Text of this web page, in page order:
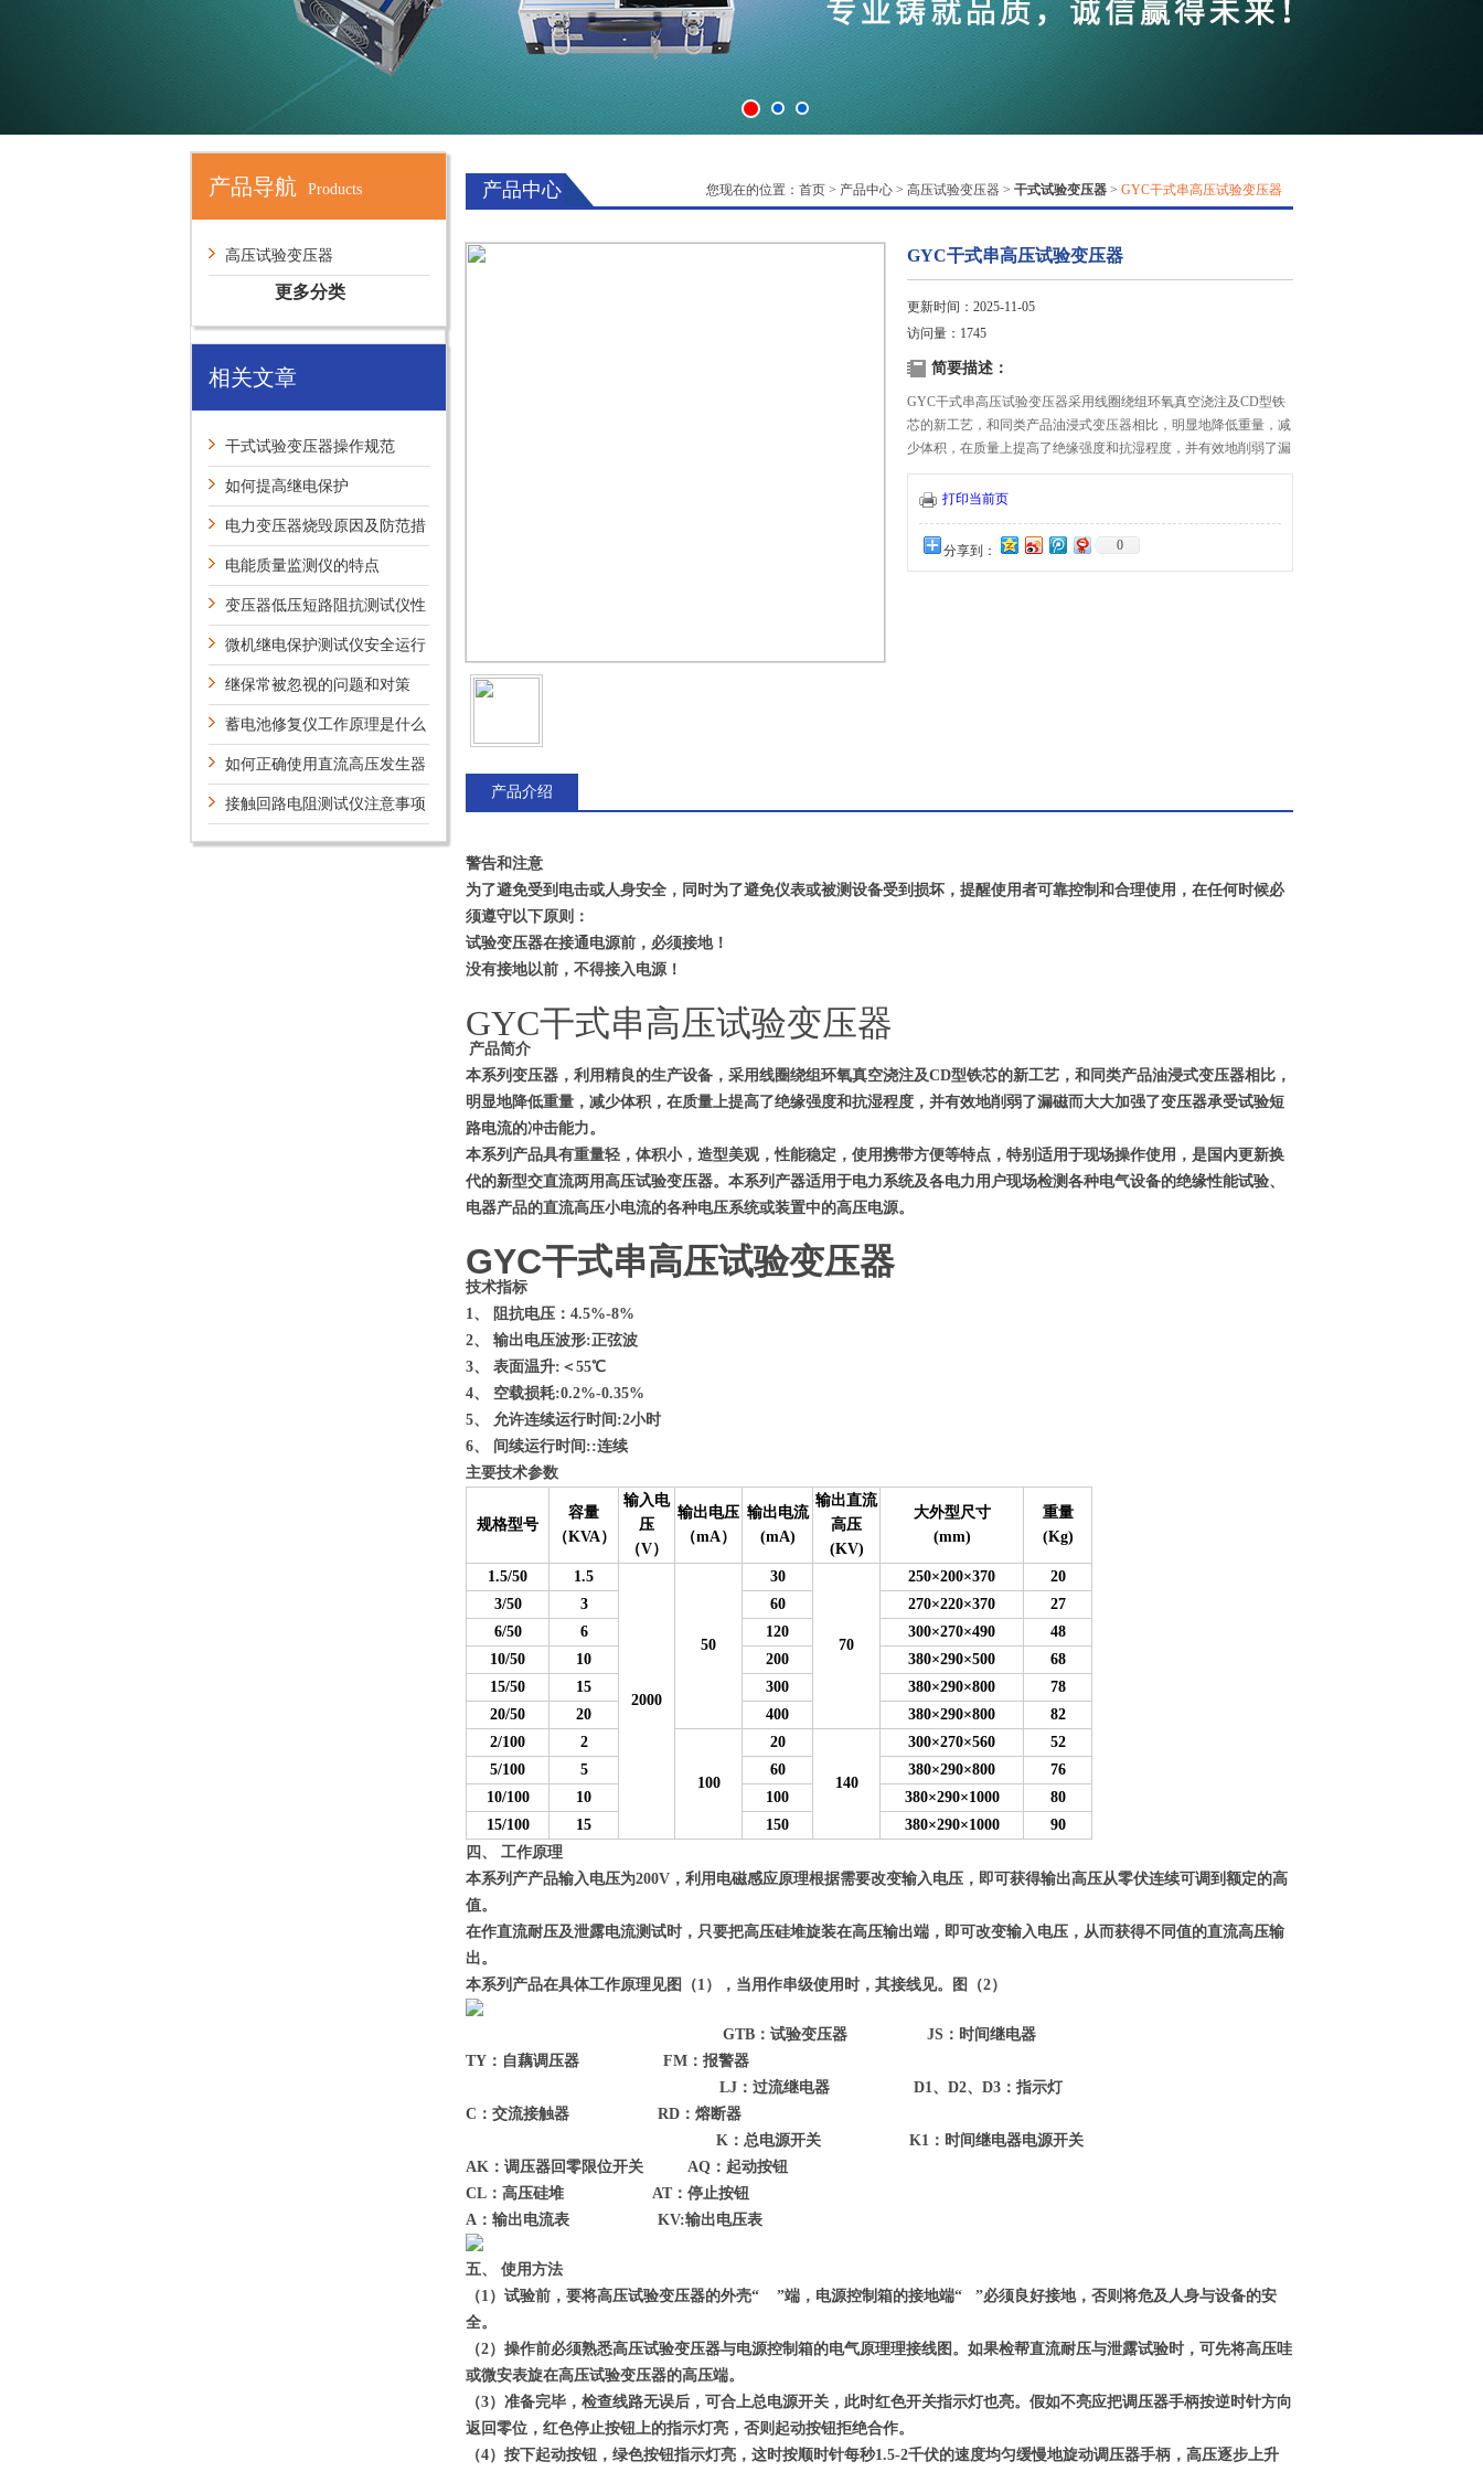
询
产品导航 Products
高压试验变压器
更多分类
相关文章
干式试验变压器操作规范
如何提高继电保护
电力变压器烧毁原因及防范措
施 电能质量监测仪的特点
变压器低压短路阻抗测试仪性
能指标
微机继电保护测试仪安全运行
的注意事项
继保常被忽视的问题和对策
蓄电池修复仪工作原理是什么
如何正确使用直流高压发生器
呢？接触回路电阻测试仪注意事项
说明
产品中心 您现在的位置： 首页 > 产品中心 > 高压试验变压器 > 干式试验变压器 > GYC干式串高压试验变压器
GYC干式串高压试验变压器
更新时间：2025-11-05
访问量：1745
简要描述：
GYC干式串高压试验变压器采用线圈绕组环氧真空浇注及CD型铁
芯的新工艺，和同类产品油浸式变压器相比，明显地降低重量，减
少体积，在质量上提高了绝缘强度和抗湿程度，并有效地削弱了漏
磁而大大加强了变压器承受试验短路电流的冲击能力。
打印当前页
分享到： 0
产品介绍
警告和注意
为了避免受到电击或人身安全，同时为了避免仪表或被测设备受到损坏，提醒使用者可靠控制和合理使用，在任何时候必
须遵守以下原则：
试验变压器在接通电源前，必须接地！
没有接地以前，不得接入电源！
GYC干式串高压试验变压器
产品简介
本系列变压器，利用精良的生产设备，采用线圈绕组环氧真空浇注及CD型铁芯的新工艺，和同类产品油浸式变压器相比，
明显地降低重量，减少体积，在质量上提高了绝缘强度和抗湿程度，并有效地削弱了漏磁而大大加强了变压器承受试验短
路电流的冲击能力。
本系列产品具有重量轻，体积小，造型美观，性能稳定，使用携带方便等特点，特别适用于现场操作使用，是国内更新换
代的新型交直流两用高压试验变压器。本系列产器适用于电力系统及各电力用户现场检测各种电气设备的绝缘性能试验、
电器产品的直流高压小电流的各种电压系统或装置中的高压电源。
GYC干式串高压试验变压器
技术指标
1、
阻抗电压：4.5%-8%
2、 输出电压波形:正弦波
3、 表面温升:＜55℃
4、 空载损耗:0.2%-0.35%
5、 允许连续运行时间:2小时
6、
间续运行时间::连续
主要技术参数
规格型号
容量
（KVA）
输入电
压
（V）
输出电压
（mA）
输出电流
(mA)
输出直流
高压
(KV)
大外型尺寸
(mm)
重量
(Kg)
1.5/50 1.5
2000
50
30
70
250×200×370
20
3/50
3 60 270×220×370
27
6/50
6 120 300×270×490
48
10/50
10 200 380×290×500
68
15/50
15 300 380×290×800
78
20/50
20 400 380×290×800
82
2/100
2
100
20
140
300×270×560
52
5/100
5 60 380×290×800
76
10/100
10 100 380×290×1000
80
15/100
15 150 380×290×1000
90
四、 工作原理
本系列产产品输入电压为200V，利用电磁感应原理根据需要改变输入电压，即可获得输出高压从零伏连续可调到额定的高
值。
在作直流耐压及泄露电流测试时，只要把高压硅堆旋装在高压输出端，即可改变输入电压，从而获得不同值的直流高压输
出。
本系列产品在具体工作原理见图（1），当用作串级使用时，其接线见。图（2）
GTB：试验变压器 JS：时间继电器
TY：自藕调压器 FM：报警器
LJ：过流继电器 D1、D2、D3：指示灯
C：交流接触器 RD：熔断器
K：总电源开关 K1：时间继电器电源开关
AK：调压器回零限位开关 AQ：起动按钮
CL：高压硅堆 AT：停止按钮
A：输出电流表 KV:输出电压表
五、 使用方法
（1）试验前，要将高压试验变压器的外壳“ ”端，电源控制箱的接地端“ ”必须良好接地，否则将危及人身与设备的安
全。
（2）操作前必须熟悉高压试验变压器与电源控制箱的电气原理理接线图。如果检帮直流耐压与泄露试验时，可先将高压哇
或微安表旋在高压试验变压器的高压端。
（3）准备完毕，检查线路无误后，可合上总电源开关，此时红色开关指示灯也亮。假如不亮应把调压器手柄按逆时针方向
返回零位，红色停止按钮上的指示灯亮，否则起动按钮拒绝合作。
（4）按下起动按钮，绿色按钮指示灯亮，这时按顺时针每秒1.5-2千伏的速度均匀缓慢地旋动调压器手柄，高压逐步上升